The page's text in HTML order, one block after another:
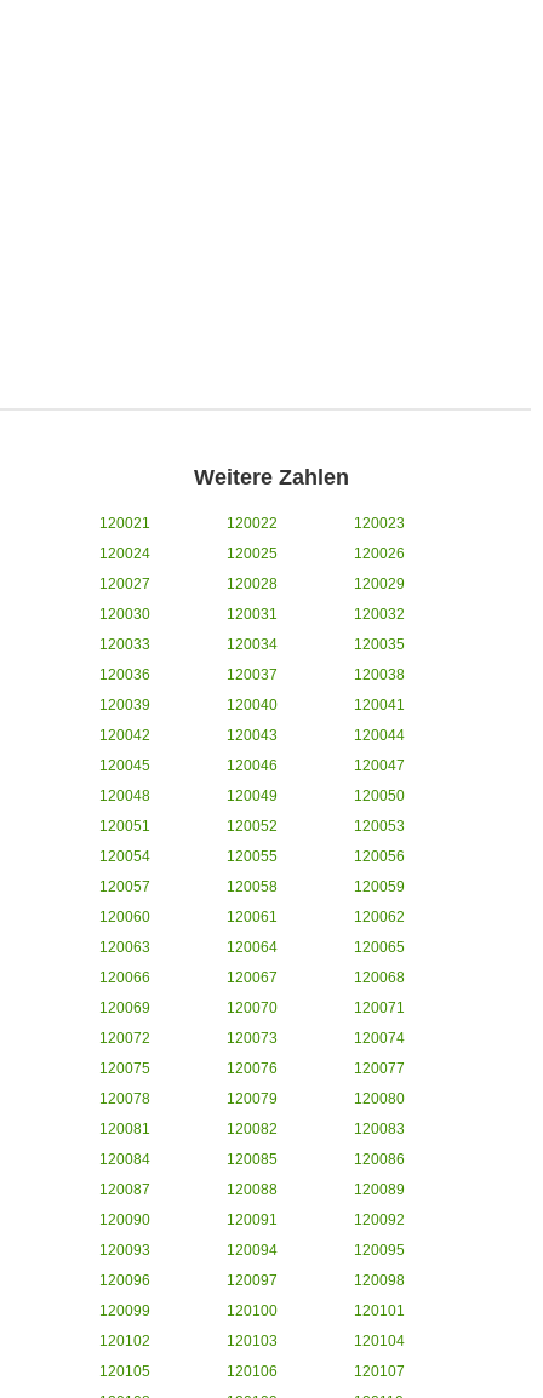
Weitere Zahlen
120021 120022
120023
120024
120025
120026
120027
120028
120029
120030
120031
120032
120033
120034
120035
120036
120037
120038
120039
120040
120041
120042
120043
120044
120045
120046
120047
120048
120049
120050
120051
120052
120053
120054
120055
120056
120057
120058
120059
120060
120061
120062
120063
120064
120065
120066
120067
120068
120069
120070
120071
120072
120073
120074
120075
120076
120077
120078
120079
120080
120081
120082
120083
120084
120085
120086
120087
120088
120089
120090
120091
120092
120093
120094
120095
120096
120097
120098
120099
120100
120101
120102
120103
120104
120105
120106
120107